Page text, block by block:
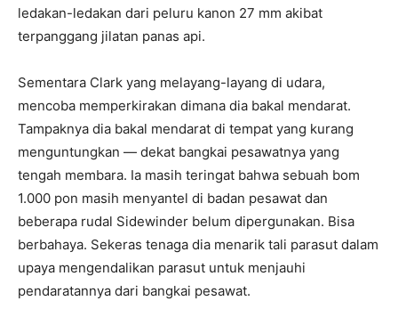
ledakan-ledakan dari peluru kanon 27 mm akibat
terpanggang jilatan panas api.
Sementara Clark yang melayang-layang di udara,
mencoba memperkirakan dimana dia bakal mendarat.
Tampaknya dia bakal mendarat di tempat yang kurang
menguntungkan — dekat bangkai pesawatnya yang
tengah membara. Ia masih teringat bahwa sebuah bom
1.000 pon masih menyantel di badan pesawat dan
beberapa rudal Sidewinder belum dipergunakan. Bisa
berbahaya. Sekeras tenaga dia menarik tali parasut dalam
upaya mengendalikan parasut untuk menjauhi
pendaratannya dari bangkai pesawat.